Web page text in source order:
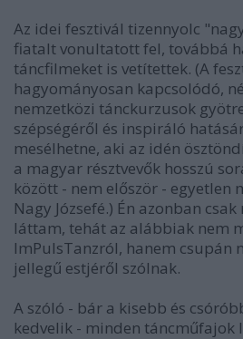
Az idei fesztivál tizennyolc
fiatalt vonultatott fel, továbbá
táncfilmeket is vetítettek. (A
hagyományosan kapcsolódó,
nemzetközi tánckurzusok
szépségéről és inspiráló
mesélhetne, aki az idén
a magyar résztvevők hosszú
között - nem először - egyetlen
Nagy Józsefé.) Én azonban
láttam, tehát az alábbiak nem
ImPulsTanzról, hanem csupán
jellegű estjéről szólnak.
A szóló - bár a kisebb és
kedvelik - minden táncműfajok